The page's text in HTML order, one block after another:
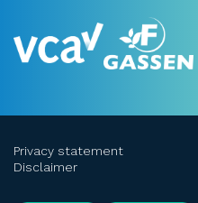
Privacy statement
Disclaimer